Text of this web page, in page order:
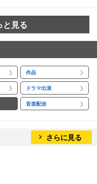
と見る
作品
ドラマ出演
音楽配信
さらに見る